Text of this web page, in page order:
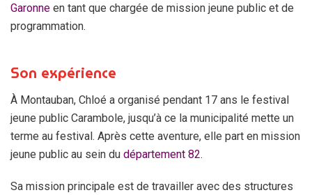
Garonne en tant que chargée de mission jeune public et de
programmation.
Son expérience
À Montauban, Chloé a organisé pendant 17 ans le festival
jeune public Carambole, jusqu’à ce la municipalité mette un
terme au festival. Après cette aventure, elle part en mission
jeune public au sein du département 82.
Sa mission principale est de travailler avec des structures